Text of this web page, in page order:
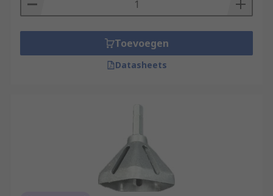
Toevoegen
Datasheets